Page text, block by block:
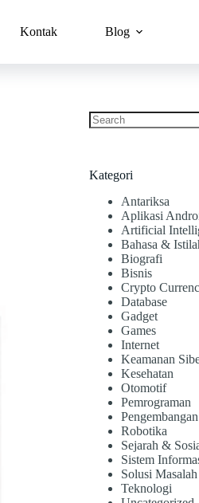
Kontak Blog
Kategori
Antariksa
Aplikasi
Artificial
Bahasa &
Biografi
Bisnis
Crypto
Database
Gadget
Games
Internet
Keamanan
Kesehatan
Otomotif
Pemrograman
Robotika
Sejarah &
Sistem
Solusi
Teknologi